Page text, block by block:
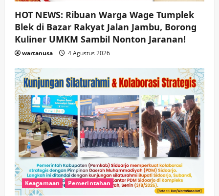
HOT NEWS: Ribuan Warga Wage Tumplek
Blek di Bazar Rakyat Jalan Jambu, Borong
Kuliner UMKM Sambil Nonton Jaranan!
wartanusa 4 Agustus 2026
Keagamaan Pemerintahan